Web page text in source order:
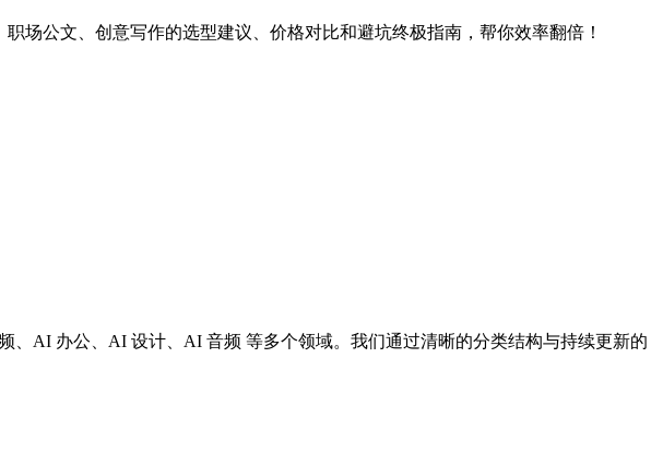
场公文、创意写作的选型建议、价格对比和避坑终极指南，帮你效率翻倍！
AI 办公、AI 设计、AI 音频 等多个领域。我们通过清晰的分类结构与持续更新的